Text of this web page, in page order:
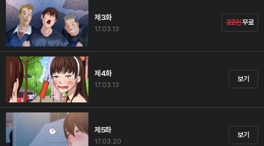
제3화
17.03.13
3코인무료
제4화
17.03.13
보기
제5화
17.03.20
보기